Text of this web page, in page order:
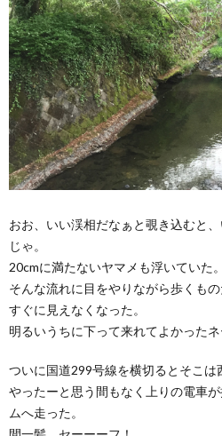
おお、いい渓相だなぁと覗き込むと
じゃ。
20cmに満たないヤマメも浮いていた
そんな流れに目をやりながら歩くも
すぐに見えなくなった。
明るいうちに下って来れてよかった
ついに国道299号線を横切るとそこは
やったーと思う間もなく上りの電車
ムへ走った。